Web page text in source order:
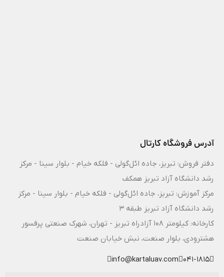
آدرس فروشگاه کارتال
دفتر فروش: تبریز، جاده ائل‌گولی - فلکه خیام - بلوار سینا - مرکز
رشد دانشگاه آزاد تبریز همکف
مرکز آموزش: تبریز، جاده ائل‌گولی - فلکه خیام - بلوار سینا - مرکز
رشد دانشگاه آزاد تبریز طبقه 3
کارخانه: کیلومتر ۱۰۸ آزادراه تبریز - تهران، شهرک صنعتی پرفسور
هشترودی، بلوار صنعت، نبش خیابان صنعت
041-1815
info@kartaluav.com